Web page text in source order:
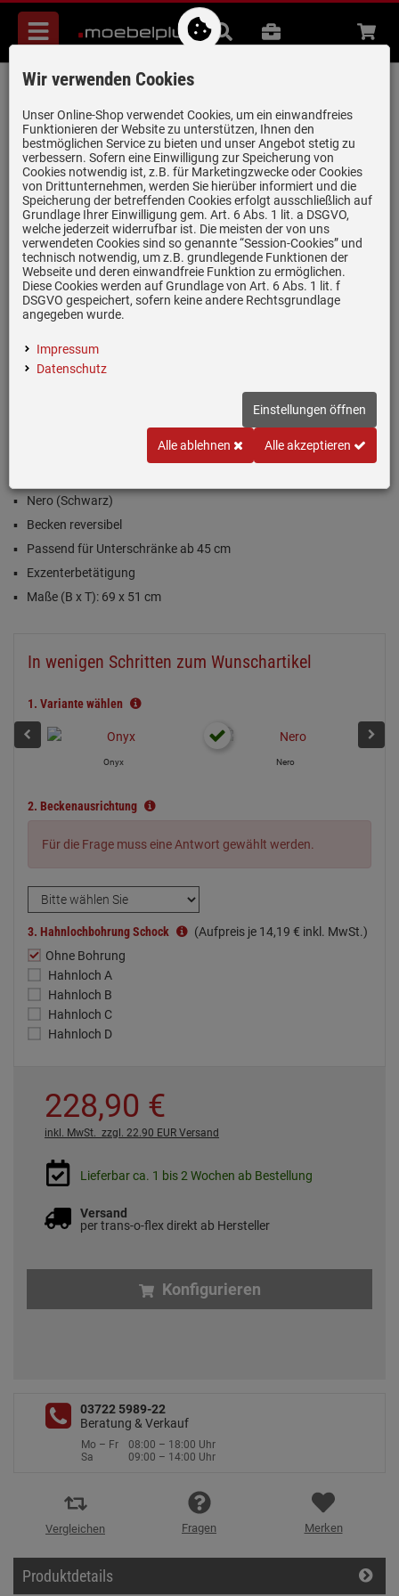
Menü
Suche
B2B Beratung
Schock Manhattan D-100S A Nero -
MAND100SAGNE Granitspüle
Artikel-Nummer:19931972 | Herstellernummer: MAND100SAGNE |
EAN:4014949264399
Inklusive 5 Jahre Garantie
Nero (Schwarz)
Becken reversibel
Passend für Unterschränke ab 45 cm
Exzenterbetätigung
Maße (B x T): 69 x 51 cm
In wenigen Schritten zum Wunschartikel
1. Variante wählen
Onyx Nero
2. Beckenausrichtung
Für die Frage muss eine Antwort gewählt werden.
3. Hahnlochbohrung Schock (Aufpreis je 14,19 € inkl. MwSt.)
Ohne Bohrung
Hahnloch A
Hahnloch B
Hahnloch C
Hahnloch D
228,90 €
inkl. MwSt. zzgl. 22.90 EUR Versand
Lieferbar ca. 1 bis 2 Wochen ab Bestellung
Versand
per trans-o-flex direkt ab Hersteller
Konfigurieren
03722 5989-22
Beratung & Verkauf
Mo – Fr
08:00 – 18:00 Uhr
Sa
09:00 – 14:00 Uhr
Vergleichen Fragen Merken
Produktdetails
Wir verwenden Cookies
Unser Online-Shop verwendet Cookies, um ein einwandfreies
Funktionieren der Website zu unterstützen, Ihnen den
bestmöglichen Service zu bieten und unser Angebot stetig zu
verbessern. Sofern eine Einwilligung zur Speicherung von
Cookies notwendig ist, z.B. für Marketingzwecke oder Cookies
von Drittunternehmen, werden Sie hierüber informiert und die
Speicherung der betreffenden Cookies erfolgt ausschließlich auf
Grundlage Ihrer Einwilligung gem. Art. 6 Abs. 1 lit. a DSGVO,
welche jederzeit widerrufbar ist. Die meisten der von uns
verwendeten Cookies sind so genannte “Session-Cookies” und
technisch notwendig, um z.B. grundlegende Funktionen der
Webseite und deren einwandfreie Funktion zu ermöglichen.
Diese Cookies werden auf Grundlage von Art. 6 Abs. 1 lit. f
DSGVO gespeichert, sofern keine andere Rechtsgrundlage
angegeben wurde.
Impressum
Datenschutz
Einstellungen öffnen
Alle ablehnen Alle akzeptieren